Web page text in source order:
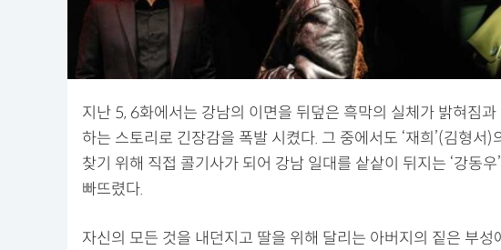
지난 5, 6화에서는 강남의 이면을 뒤덮은 흑막의 실체가 밝혀짐
하는 스토리로 긴장감을 폭발 시켰다. 그 중에서도 ‘재희’(김형서
찾기 위해 직접 콜기사가 되어 강남 일대를 샅샅이 뒤지는 ‘강동
빠뜨렸다.
자신의 모든 것을 내던지고 딸을 위해 달리는 아버지의 짙은 부